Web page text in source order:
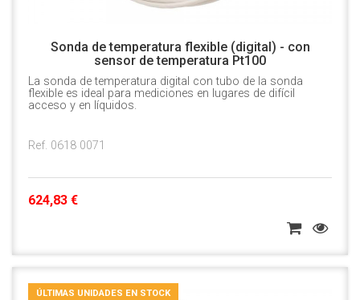
Sonda de temperatura flexible (digital) - con
sensor de temperatura Pt100
La sonda de temperatura digital con tubo de la sonda
flexible es ideal para mediciones en lugares de difícil
acceso y en líquidos.
Ref. 0618 0071
624,83 €
ÚLTIMAS UNIDADES EN STOCK